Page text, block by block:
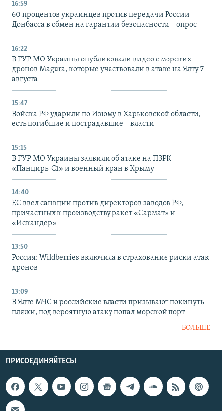
16:59
60 процентов украинцев против передачи России
Донбасса в обмен на гарантии безопасности – опрос
16:22
В ГУР МО Украины опубликовали видео с морских
дронов Magura, которые участвовали в атаке на Ялту 7
августа
15:47
Войска РФ ударили по Изюму в Харьковской области,
есть погибшие и пострадавшие – власти
15:15
В ГУР МО Украины заявили об атаке на ПЗРК
«Панцирь-С1» и военный кран в Крыму
14:40
ЕС ввел санкции против директоров заводов РФ,
причастных к производству ракет «Сармат» и
«Искандер»
13:50
Россия: Wildberries включила в страхование риски атак
дронов
13:09
В Ялте МЧС и российские власти призывают покинуть
пляжи, под вероятную атаку попал морской порт
БОЛЬШЕ
ПРИСОЕДИНЯЙТЕСЬ!